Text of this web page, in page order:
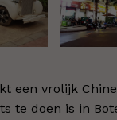
een vrolijk
te doen is in